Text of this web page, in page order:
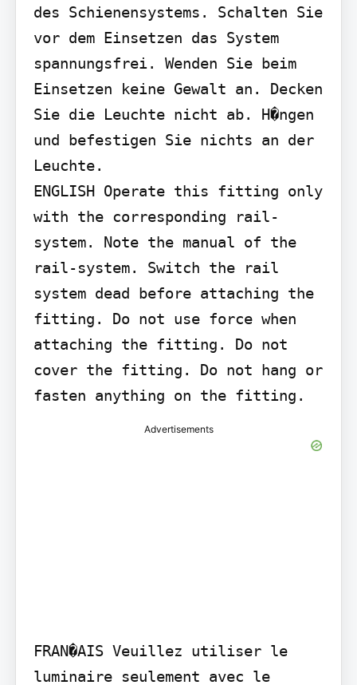
des Schienensystems. Schalten Sie
vor dem Einsetzen das System
spannungsfrei. Wenden Sie beim
Einsetzen keine Gewalt an. Decken
Sie die Leuchte nicht ab. H�ngen
und befestigen Sie nichts an der
Leuchte.
ENGLISH Operate this fitting only
with the corresponding rail-
system. Note the manual of the
rail-system. Switch the rail
system dead before attaching the
fitting. Do not use force when
attaching the fitting. Do not
cover the fitting. Do not hang or
fasten anything on the fitting.
Advertisements
FRAN�AIS Veuillez utiliser le
luminaire seulement avec le